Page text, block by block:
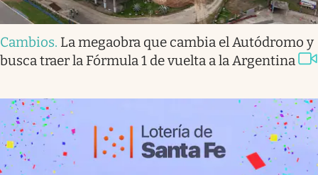
Cambios. La megaobra que cambia el Autódromo y
busca traer la Fórmula 1 de vuelta a la Argentina